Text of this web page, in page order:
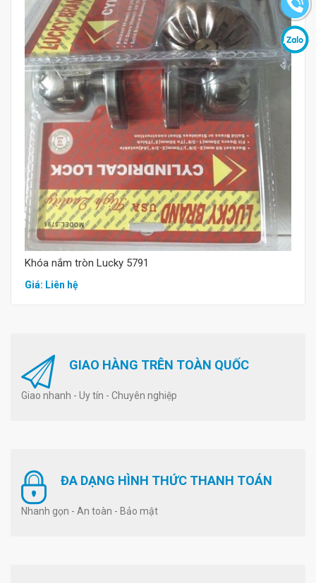
Mua hàng
Khóa nắm tròn Lucky 5791
Giá: Liên hệ
GIAO HÀNG TRÊN TOÀN QUỐC
Giao nhanh - Uy tín - Chuyên nghiệp
ĐA DẠNG HÌNH THỨC THANH TOÁN
Nhanh gọn - An toàn - Bảo mật